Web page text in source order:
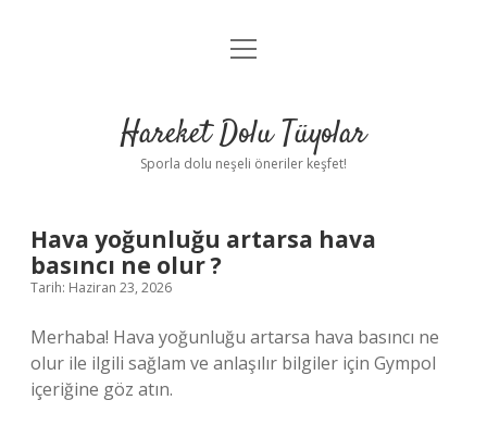
Anasayfa
Yasal Uyarı
menüyü
Hareket Dolu Tüyolar
Sporla dolu neşeli öneriler keşfet!
Hava yoğunluğu artarsa hava
basıncı ne olur ?
Tarih: Haziran 23, 2026
Merhaba! Hava yoğunluğu artarsa hava basıncı ne
olur ile ilgili sağlam ve anlaşılır bilgiler için Gympol
içeriğine göz atın.